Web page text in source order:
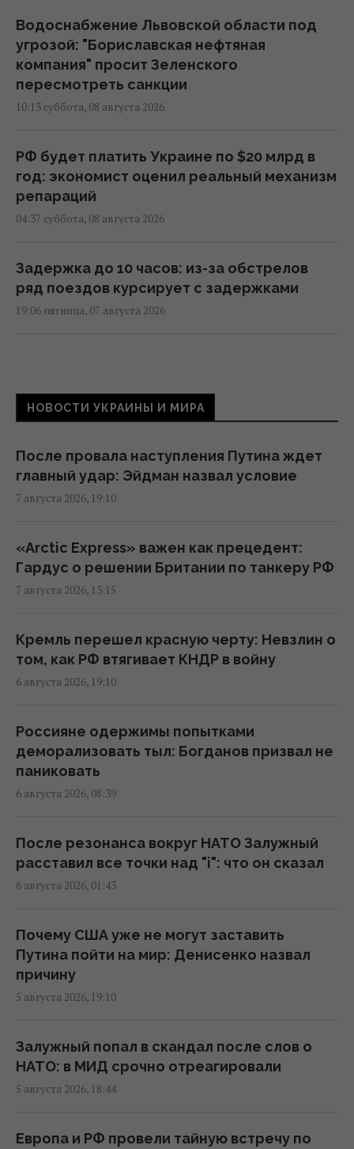
Водоснабжение Львовской области под
угрозой: "Бориславская нефтяная
компания" просит Зеленского
пересмотреть санкции
10:13 суббота, 08 августа 2026
РФ будет платить Украине по $20 млрд в
год: экономист оценил реальный механизм
репараций
04:37 суббота, 08 августа 2026
Задержка до 10 часов: из-за обстрелов
ряд поездов курсирует с задержками
19:06 пятница, 07 августа 2026
эксперт
18:42 пятница, 07 августа 2026
Рынок "лихорадит": квадратные метры в
новостройках дорожают, несмотря на
В двух районах Киева исчез свет: в ДТЭК
Фейковые скидки и ценовые ловушки:
17:48 пятница, 07 августа 2026
Россияне массированно атаковали
17:27 пятница, 07 августа 2026
ценника
16:18 пятница, 07 августа 2026
электроэнергию зимой, – Центр Разумкова
16:04 пятница, 07 августа 2026
официальный курс валют на понедельник
НОВОСТИ УКРАИНЫ И МИРА
После провала наступления Путина ждет
главный удар: Эйдман назвал условие
7 августа 2026, 19:10
«Arctic Express» важен как прецедент:
Гардус о решении Британии по танкеру РФ
7 августа 2026, 13:15
Кремль перешел красную черту: Невзлин о
том, как РФ втягивает КНДР в войну
6 августа 2026, 19:10
Россияне одержимы попытками
деморализовать тыл: Богданов призвал не
паниковать
6 августа 2026, 08:39
После резонанса вокруг НАТО Залужный
расставил все точки над "i": что он сказал
6 августа 2026, 01:43
Почему США уже не могут заставить
Путина пойти на мир: Денисенко назвал
причину
5 августа 2026, 19:10
Залужный попал в скандал после слов о
НАТО: в МИД срочно отреагировали
5 августа 2026, 18:44
Европа и РФ провели тайную встречу по